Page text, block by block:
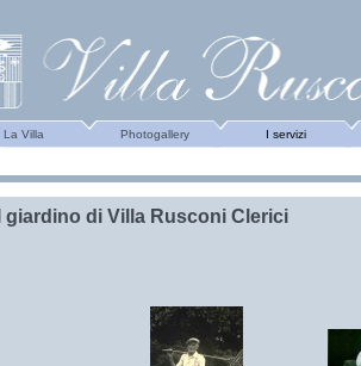
La Villa Photogallery I servizi
Il giardino di Villa Rusconi Clerici